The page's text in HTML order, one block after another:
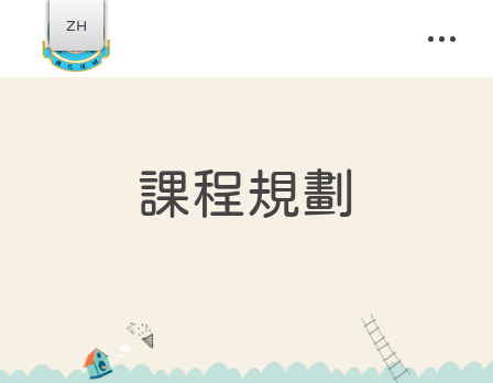
課程規劃
ZH